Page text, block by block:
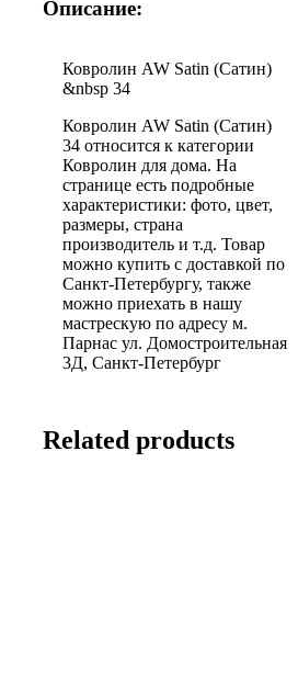
Описание:
Ковролин AW Satin (Сатин)
&nbsp 34
Ковролин AW Satin (Сатин)
34 относится к категории
Ковролин для дома. На
странице есть подробные
характеристики: фото, цвет,
размеры, страна
производитель и т.д. Товар
можно купить с доставкой по
Санкт-Петербургу, также
можно приехать в нашу
мастрескую по адресу м.
Парнас ул. Домостроительная
3Д, Санкт-Петербург
Related products